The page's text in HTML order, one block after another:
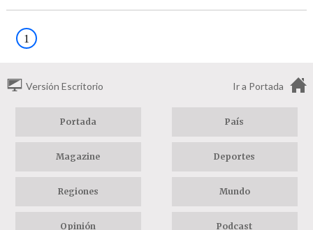
1
Versión Escritorio Ir a Portada
Portada País
Magazine Deportes
Regiones Mundo
Opinión Podcast